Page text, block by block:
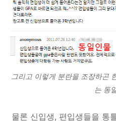
그리고 이렇게 분란을 조장하곤
는 동
물론 신입생, 편입생들을 통